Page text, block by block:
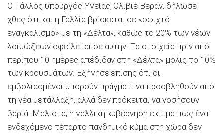
Ο Γάλλος υπουργός Υγείας, Ολιβιέ Βεράν, δήλωσε
χθες ότι και η Γαλλία βρίσκεται σε «σφιχτό
εναγκαλισμό» με τη «Δέλτα», καθώς το 20% των νέων
λοιμώξεων οφείλεται σε αυτήν. Τα στοιχεία πριν από
περίπου 10 ημέρες απέδιδαν στη «Δέλτα» μόλις το 10%
των κρουσμάτων. Εξήγησε επίσης ότι οι
εμβολιασμένοι μπορούν πράγματι να προσβληθούν από
τη νέα μετάλλαξη, αλλά δεν πρόκειται να νοσήσουν
βαριά. Μάλιστα, η γαλλική κυβέρνηση εκτιμά πως ένα
ενδεχόμενο τέταρτο πανδημικό κύμα στη χώρα δεν